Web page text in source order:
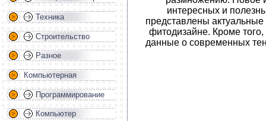
Техника
Строительство
Разное
Компьютерная
Программирование
Компьютер
интересных и
представлены
фитодизайне. Кроме
данные о современных